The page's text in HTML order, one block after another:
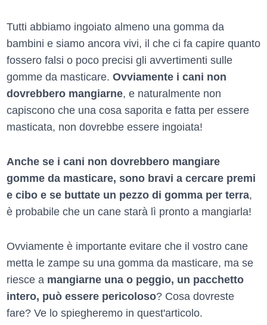
Tutti abbiamo ingoiato almeno una gomma da
bambini e siamo ancora vivi, il che ci fa capire quanto
fossero falsi o poco precisi gli avvertimenti sulle
gomme da masticare. Ovviamente i cani non
dovrebbero mangiarne, e naturalmente non
capiscono che una cosa saporita e fatta per essere
masticata, non dovrebbe essere ingoiata!
Anche se i cani non dovrebbero mangiare
gomme da masticare, sono bravi a cercare premi
e cibo e se buttate un pezzo di gomma per terra,
è probabile che un cane starà lì pronto a mangiarla!
Ovviamente è importante evitare che il vostro cane
metta le zampe su una gomma da masticare, ma se
riesce a mangiarne una o peggio, un pacchetto
intero, può essere pericoloso? Cosa dovreste
fare? Ve lo spiegheremo in quest'articolo.